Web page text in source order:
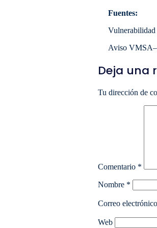
Fuentes:
Aviso
Deja una
Tu dirección de
Comentario *
Nombre *
Correo electrónico
Web